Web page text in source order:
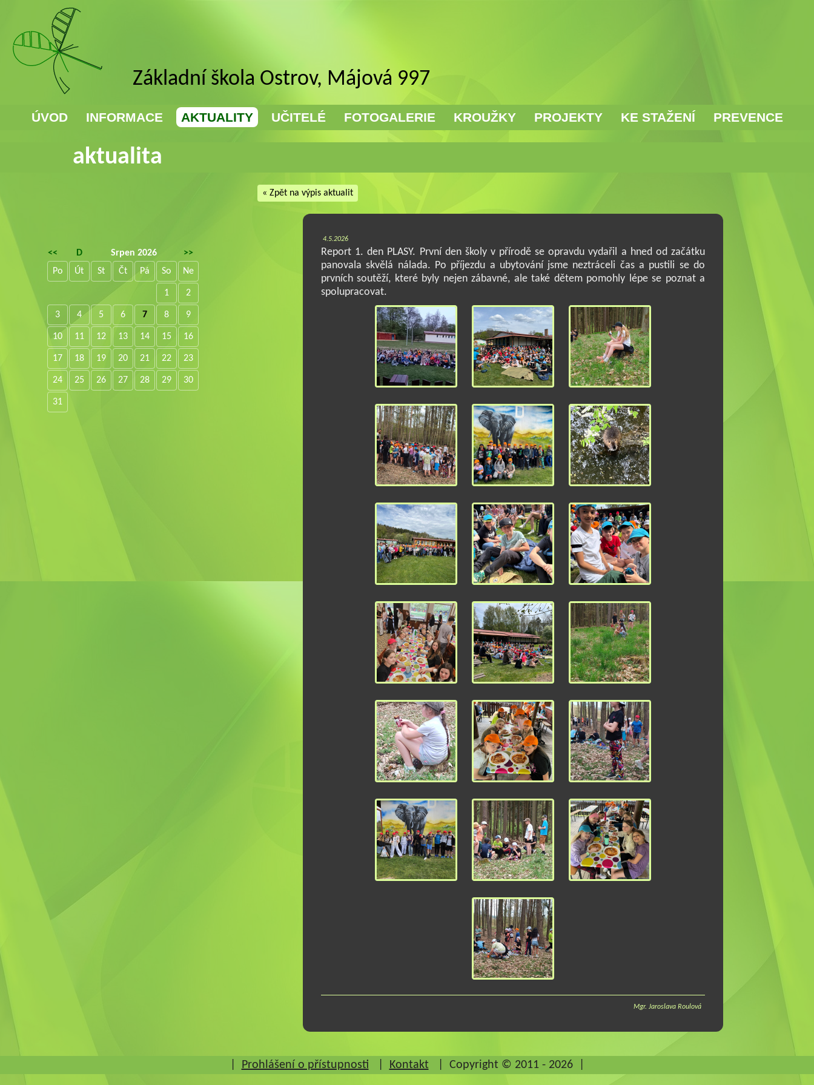
Základní škola Ostrov, Májová 997
ÚVOD INFORMACE AKTUALITY UČITELÉ FOTOGALERIE KROUŽKY PROJEKTY KE STAŽENÍ PREVENCE
aktualita
« Zpět na výpis aktualit
4.5.2026
Report 1. den PLASY. První den školy v přírodě se opravdu vydařil a hned od začátku
panovala skvělá nálada. Po příjezdu a ubytování jsme neztráceli čas a pustili se do
prvních soutěží, které byly nejen zábavné, ale také dětem pomohly lépe se poznat a
spolupracovat.
Mgr. Jaroslava Roulová
<< D Srpen 2026
>>
Po
Út St Čt Pá So Ne
1 2
3 4 5 6 7 8 9
10 11 12 13 14 15 16
17 18 19 20 21 22 23
24 25 26 27 28 29 30
31
Prohlášení o přístupnosti Kontakt Copyright © 2011 - 2026